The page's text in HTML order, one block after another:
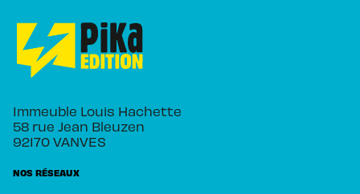
Immeuble Louis Hachette
58 rue Jean Bleuzen
92170 VANVES
NOS RÉSEAUX